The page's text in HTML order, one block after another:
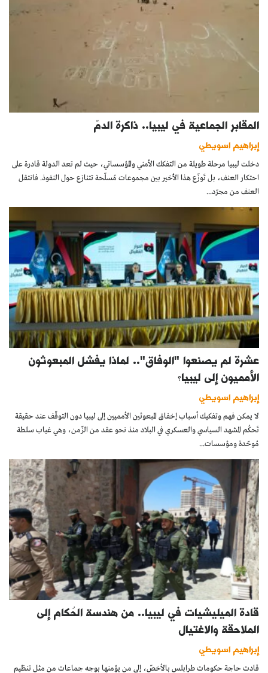
المقابر الجماعية في ليبيا.. ذاكرة الدمّ
إبراهيم اسويطي
دخلت ليبيا مرحلة طويلة من التفكك الأمني والمؤسساتي، حيث لم تعد الدولة قادرة على
احتكار العنف، بل تَوزّع هذا الأخير بين مجموعات مُسلّحة تتنازع حول النفوذ. فانتقل
العنف من مجرّد...
عشرة لم يصنعوا "الوفاق".. لماذا يفشل المبعوثون
الأمميون إلى ليبيا؟
إبراهيم اسويطي
لا يمكن فهم وتفكيك أسباب إخفاق المبعوثين الأمميين إلى ليبيا دون التوقّف عند حقيقة
تَحكُم المشهد السياسي والعسكري في البلاد منذ نحو عقد من الزّمن، وهي غياب سلطة
مُوحّدة ومؤسسات...
قادة الميليشيات في ليبيا.. من هندسة الحُكام إلى
الملاحقة والاغتيال
إبراهيم اسويطي
قادت حاجة حكومات طرابلس بالأخصّ، إلى من يؤمنها بوجه جماعات من مثل تنظيم